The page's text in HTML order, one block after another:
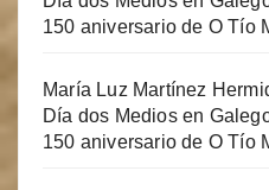
150 aniversario de O Tío
María Luz Martínez
Día dos Medios en
150 aniversario de O Tío